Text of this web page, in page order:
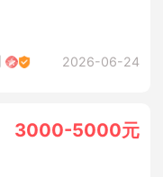
2026-06-24
3000-5000元